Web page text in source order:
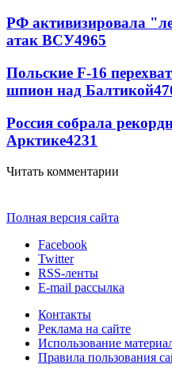
РФ активизировала
атак ВСУ4965
Польские F-16
шпион над Балтикой
Россия собрала
Арктике4231
Читать комментарии
Полная версия сайта
Facebook
Twitter
RSS-ленты
E-mail рассылка
Контакты
Реклама на сайте
Использование
Правила пользования